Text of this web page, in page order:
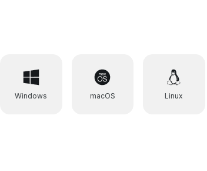
Windows macOS Linux